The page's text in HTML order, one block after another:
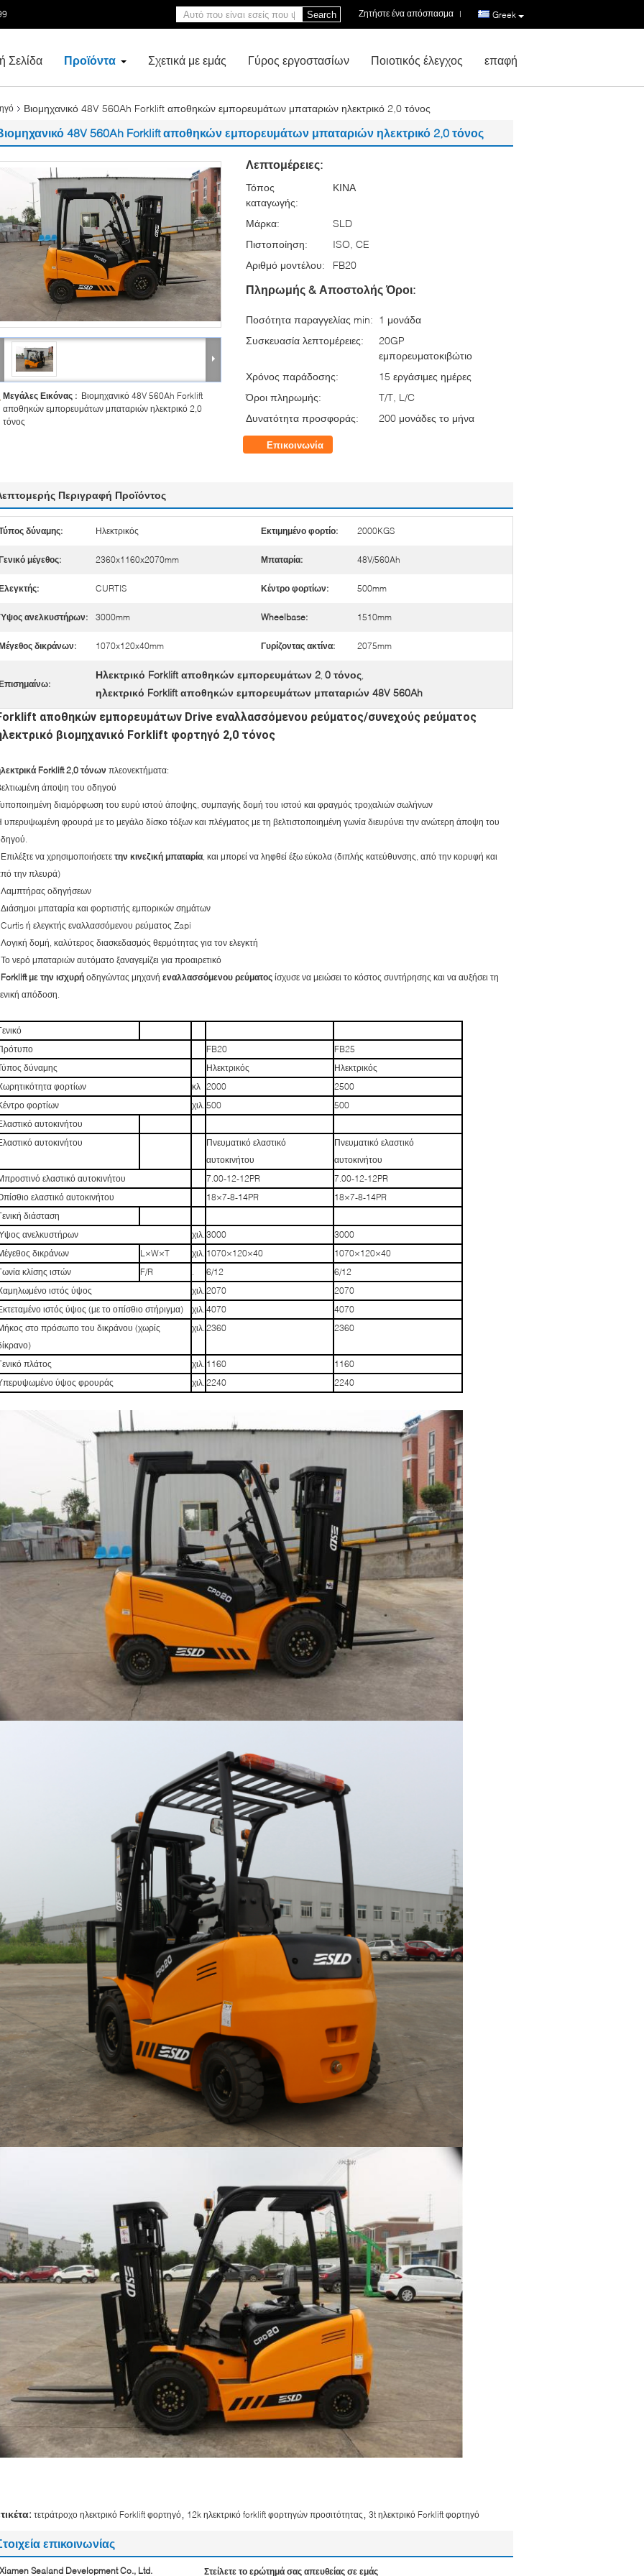
Greek
Ζητήστε ένα απόσπασμα |
Search
Σελίδα Προϊόντα Σχετικά με εμάς Γύρος εργοστασίων Ποιοτικός έλεγχος επαφή
Βιομηχανικό 48V 560Ah Forklift αποθηκών εμπορευμάτων μπαταριών ηλεκτρικό 2,0 τόνος
48V 560Ah Forklift αποθηκών εμπορευμάτων μπαταριών ηλεκτρικό 2,0 τόνος
Μεγάλες Εικόνας : Βιομηχανικό 48V 560Ah Forklift
αποθηκών εμπορευμάτων μπαταριών ηλεκτρικό 2,0
τόνος
Λεπτομέρειες:
Τόπος
καταγωγής:
ΚΙΝΑ
Μάρκα:
SLD
Πιστοποίηση:
ISO, CE
Αριθμό μοντέλου:
FB20
Πληρωμής & Αποστολής Όροι:
Ποσότητα παραγγελίας min: 1 μονάδα
Συσκευασία λεπτομέρειες:
20GP
εμπορευματοκιβώτιο
Χρόνος παράδοσης:
15 εργάσιμες ημέρες
Όροι πληρωμής:
T/T, L/C
Δυνατότητα προσφοράς:
200 μονάδες το μήνα
Επικοινωνία
Περιγραφή Προϊόντος
δύναμης: Ηλεκτρικός Εκτιμημένο φορτίο: 2000KGS
μέγεθος: 2360x1160x2070mm Μπαταρία: 48V/560Ah
CURTIS Κέντρο φορτίων: 500mm
ανελκυστήρων: 3000mm Wheelbase: 1510mm
δικράνων: 1070x120x40mm Γυρίζοντας ακτίνα: 2075mm
Ηλεκτρικό Forklift αποθηκών εμπορευμάτων 2, 0 τόνος,
ηλεκτρικό Forklift αποθηκών εμπορευμάτων μπαταριών 48V 560Ah
αποθηκών εμπορευμάτων Drive εναλλασσόμενου ρεύματος/συνεχούς ρεύματος
βιομηχανικό Forklift φορτηγό 2,0 τόνος
Forklift2,0 τόνων πλεονεκτήματα:
άποψη του οδηγού
διαμόρφωση του ευρύ ιστού άποψης, συμπαγής δομή του ιστού και φραγμός τροχαλιών σωλήνων
υπερυψωμένη φρουρά με το μεγάλο δίσκο τόξων και πλέγματος με τη βελτιστοποιημένη γωνία διευρύνει την ανώτερη άποψη του
να χρησιμοποιήσετε την κινεζική μπαταρία, και μπορεί να ληφθεί έξω εύκολα (διπλής κατεύθυνσης, από την κορυφή και
την πλευρά)
οδηγήσεων
μπαταρία και φορτιστής εμπορικών σημάτων
ή ελεγκτής εναλλασσόμενου ρεύματος Zapi
δομή, καλύτερος διασκεδασμός θερμότητας για τον ελεγκτή
νερό μπαταριών αυτόματο ξαναγεμίζει για προαιρετικό
Forklift με την ισχυρή οδηγώντας μηχανή εναλλασσόμενου ρεύματος ίσχυσε να μειώσει το κόστος συντήρησης και να αυξήσει τη
απόδοση.
FB20
FB25
δύναμης
Ηλεκτρικός
Ηλεκτρικός
φορτίων
κλ 2000
2500
φορτίων
χιλ. 500
500
αυτοκινήτου
αυτοκινήτου
Πνευματικό ελαστικό
αυτοκινήτου
Πνευματικό ελαστικό
αυτοκινήτου
ελαστικό αυτοκινήτου
7.00-12-12PR
7.00-12-12PR
ελαστικό αυτοκινήτου
18×7-8-14PR
18×7-8-14PR
διάσταση
ανελκυστήρων
χιλ. 3000
3000
δικράνων
L×W×T χιλ. 1070×120×40
1070×120×40
κλίσης ιστών
F/R . 6/12
6/12
ιστός ύψος
χιλ. 2070
2070
ιστός ύψος (με το οπίσθιο στήριγμα)
χιλ. 4070
4070
στο πρόσωπο του δικράνου (χωρίς
χιλ. 2360 2360
πλάτος χιλ. 1160
1160
ύψος φρουράς
χιλ. 2240 2240
τετράτροχο ηλεκτρικό Forklift φορτηγό 12k ηλεκτρικό forklift φορτηγών προσιτότητας 3t ηλεκτρικό Forklift φορτηγό
επικοινωνίας
Xiamen Sealand Development Co., Ltd. Στείλετε το ερώτημά σας απευθείας σε εμάς